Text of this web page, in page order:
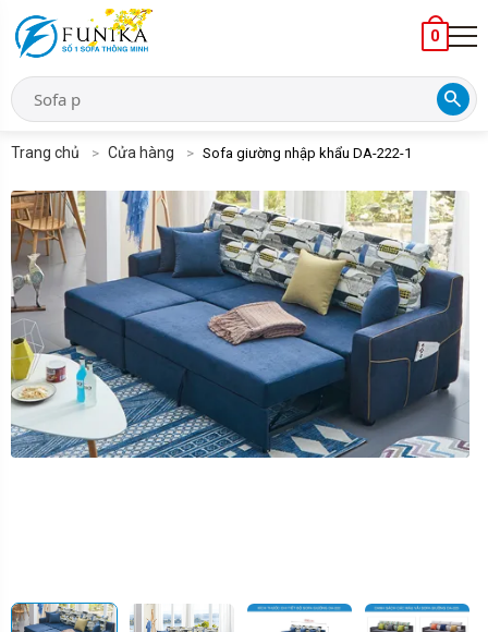
search
0
Trang chủ Cửa hàng Sofa giường nhập khẩu DA-222-1